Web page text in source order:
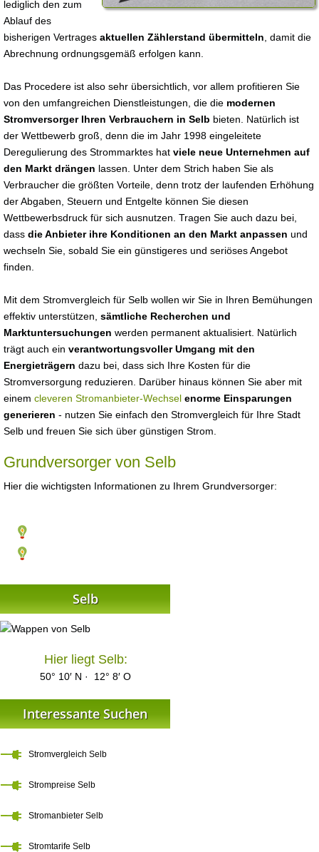
lediglich den zum
Ablauf des
bisherigen Vertrages aktuellen Zählerstand übermitteln , damit die
Abrechnung ordnungsgemäß erfolgen kann.
Das Procedere ist also sehr übersichtlich, vor allem profitieren Sie
von den umfangreichen Dienstleistungen, die die modernen
Stromversorger Ihren Verbrauchern in Selb bieten. Natürlich ist
der Wettbewerb groß, denn die im Jahr 1998 eingeleitete
Deregulierung des Strommarktes hat viele neue Unternehmen auf
den Markt drängen lassen. Unter dem Strich haben Sie als
Verbraucher die größten Vorteile, denn trotz der laufenden Erhöhung
der Abgaben, Steuern und Entgelte können Sie diesen
Wettbewerbsdruck für sich ausnutzen. Tragen Sie auch dazu bei,
dass die Anbieter ihre Konditionen an den Markt anpassen und
wechseln Sie, sobald Sie ein günstigeres und seriöses Angebot
finden.
Mit dem Stromvergleich für Selb wollen wir Sie in Ihren Bemühungen
effektiv unterstützen, sämtliche Recherchen und
Marktuntersuchungen werden permanent aktualisiert. Natürlich
trägt auch ein verantwortungsvoller Umgang mit den
Energieträgern dazu bei, dass sich Ihre Kosten für die
Stromversorgung reduzieren. Darüber hinaus können Sie aber mit
einem cleveren Stromanbieter-Wechsel enorme Einsparungen
generieren - nutzen Sie einfach den Stromvergleich für Ihre Stadt
Selb und freuen Sie sich über günstigen Strom.
Grundversorger von Selb
Hier die wichtigsten Informationen zu Ihrem Grundversorger:
Selb
Hier liegt Selb:
50° 10′ N · 12° 8′ O
Interessante Suchen
Stromvergleich Selb
Strompreise Selb
Stromanbieter Selb
Stromtarife Selb